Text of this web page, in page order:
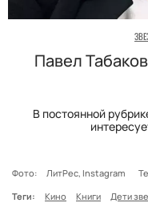
Павел
В постоянной
Фото: ЛитРес, Instagram
Теги:
Кино Книги Дети